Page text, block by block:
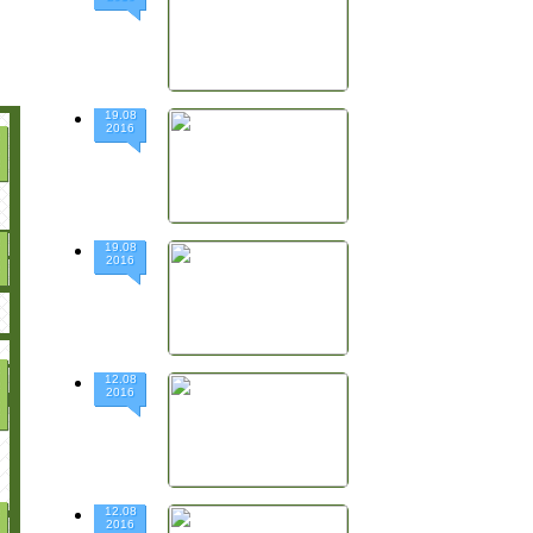
19.08
2016
19.08
2016
12.08
2016
12.08
2016